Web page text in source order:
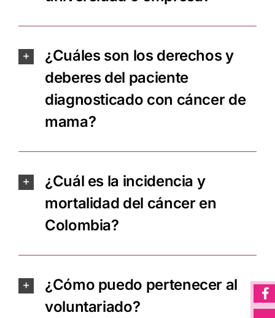
¿Cuáles son los derechos y
deberes del paciente
diagnosticado con cáncer de
mama?
¿Cuál es la incidencia y
mortalidad del cáncer en
Colombia?
¿Cómo puedo pertenecer al
voluntariado?